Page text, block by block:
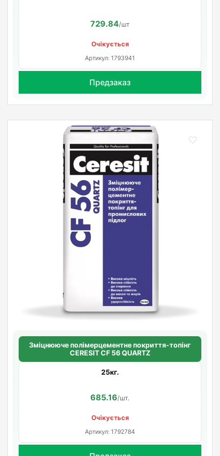
729.84/шт
Очікується
Артикул: 1793941
Предзаказ
Зміцнююче полімерцементне покриття-топінг
CERESIT CF 56 QUARTZ
25кг.
685.16/шт.
Очікується
Артикул: 1792784